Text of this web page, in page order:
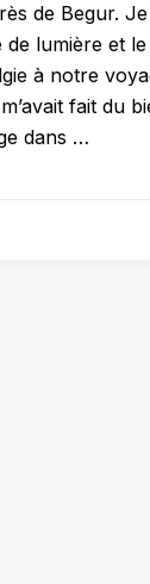
de Begur.
lumière et
à notre
fait du
dans …